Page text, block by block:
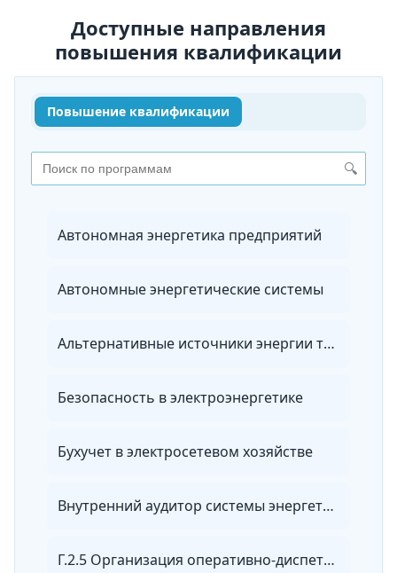
Доступные направления
повышения квалификации
Повышение квалификации
🔍
Автономная энергетика предприятий
Автономные энергетические системы
Альтернативные источники энергии транспортных средств
Безопасность в электроэнергетике
Бухучет в электросетевом хозяйстве
Внутренний аудитор системы энергетического менеджмента
Г.2.5 Организация оперативно-диспетчерского управления в электроэнергетике